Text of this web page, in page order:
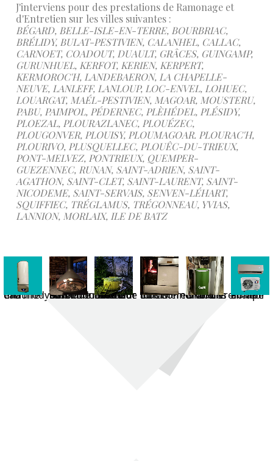
J'interviens pour des prestations de Ramonage et
d'Entretien sur les villes suivantes :
BÉGARD, BELLE-ISLE-EN-TERRE, BOURBRIAC,
BRÉLIDY, BULAT-PESTIVIEN, CALANHEL, CALLAC,
CARNOET, COADOUT, DUAULT, GRÂCES, GUINGAMP,
GURUNHUEL, KERFOT, KERIEN, KERPERT,
KERMOROC'H, LANDEBAERON, LA CHAPELLE-
NEUVE, LANLEFF, LANLOUP, LOC-ENVEL, LOHUEC,
LOUARGAT, MAÉL-PESTIVIEN, MAGOAR, MOUSTERU,
PABU, PAIMPOL, PÉDERNEC, PLÈHÉDEL, PLÉSIDY,
PLOEZAL, PLOURAZLANEC, PLOUÉZEC,
PLOUGONVER, PLOUISY, PLOUMAGOAR. PLOURAC'H,
PLOURIVO, PLUSQUELLEC, PLOUÊC-DU-TRIEUX,
PONT-MELVEZ, PONTRIEUX, QUEMPER-
GUEZENNEC, RUNAN, SAINT-ADRIEN, SAINT-
AGATHON, SAINT-CLET, SAINT-LAURENT, SAINT-
NICODEME, SAINT-SERVAIS, SENVEN-LÉHART,
SQUIFFIEC, TRÉGLAMUS, TRÉGONNEAU, YVIAS,
LANNION, MORLAIX, ILE DE BATZ
Chauffe-eau thermodynamique
Foyer bois suspendu en fonctionnement
Bain nordique avec conduit de fumée extérieur Cuisinière à bois en fonctionnement
Chaudière à granulés ÖkoFEN Pompe à chaleur air-air